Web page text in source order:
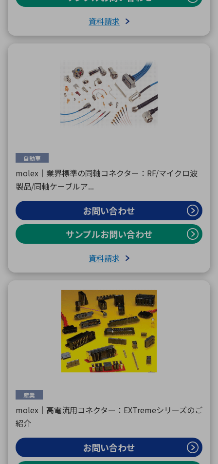
資料請求
自動車
molex｜業界標準の同軸コネクター：RF/マイクロ波
製品/同軸ケーブルア...
お問い合わせ
サンプルお問い合わせ
資料請求
産業
molex｜高電流用コネクター：EXTremeシリーズのご
紹介
お問い合わせ